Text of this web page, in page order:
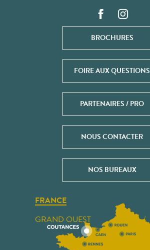
BROCHURES
FOIRE AUX QUESTIONS
PARTENAIRES / PRO
NOUS CONTACTER
NOS BUREAUX
FRANCE
GRAND OUEST